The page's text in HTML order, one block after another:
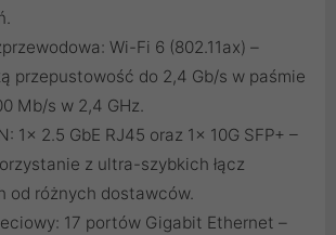
Wi-Fi 6 (802.11ax) –
przepustowość do 2,4 Gb/s w paśmie
Mb/s w 2,4 GHz.
1x 2.5 GbE RJ45 oraz 1x 10G SFP+ –
z ultra-szybkich łącz
od różnych dostawców.
17 portów Gigabit Ethernet –